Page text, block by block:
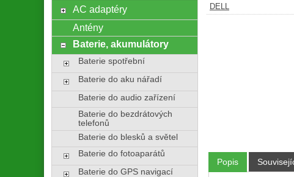
DELL
Popis
AC adaptéry
Antény
Baterie, akumulátory
Baterie spotřební
Baterie do aku nářadí
Baterie do audio zařízení
Baterie do bezdrátových
telefonů
Baterie do blesků a světel
Baterie do fotoaparátů
Baterie do GPS navigací